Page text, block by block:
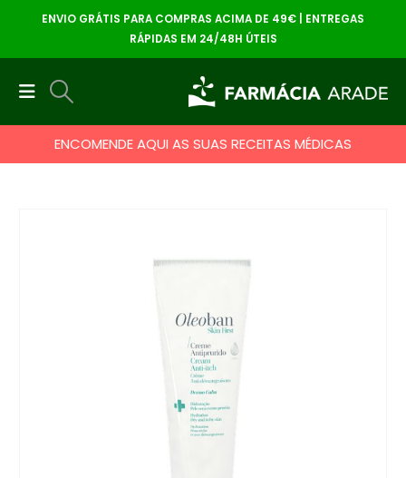
ENVIO GRÁTIS PARA COMPRAS ACIMA DE 49€ | ENTREGAS
RÁPIDAS EM 24/48H ÚTEIS
ENCOMENDE AQUI AS SUAS RECEITAS MÉDICAS